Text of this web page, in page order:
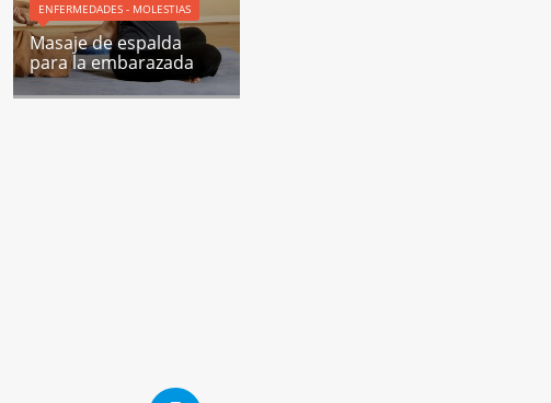
ENFERMEDADES - MOLESTIAS
Masaje de espalda
para la embarazada